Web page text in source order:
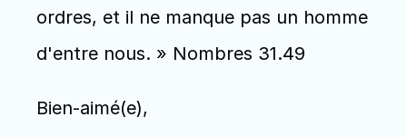
ordres, et il ne manque pas un homme
d'entre nous. » Nombres 31.49
Bien-aimé(e),